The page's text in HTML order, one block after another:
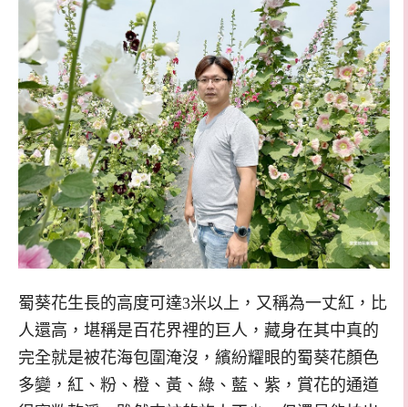
蜀葵花生長的高度可達3米以上，又稱為一丈紅，比
人還高，堪稱是百花界裡的巨人，藏身在其中真的
完全就是被花海包圍淹沒，繽紛耀眼的蜀葵花顏色
多變，紅、粉、橙、黃、綠、藍、紫，賞花的通道